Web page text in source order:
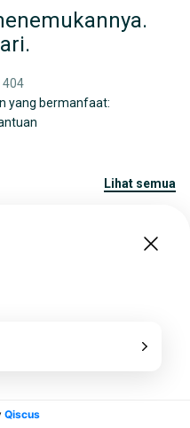
404
yang bermanfaat:
lihat semua